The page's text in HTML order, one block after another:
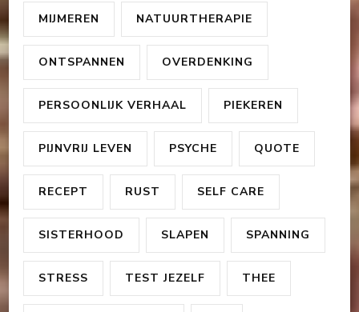
MIJMEREN NATUURTHERAPIE
ONTSPANNEN OVERDENKING
PERSOONLIJK VERHAAL PIEKEREN
PIJNVRIJ LEVEN PSYCHE QUOTE
RECEPT RUST SELF CARE
SISTERHOOD SLAPEN SPANNING
STRESS TEST JEZELF THEE